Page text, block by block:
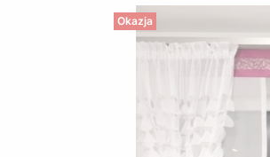
Okazja